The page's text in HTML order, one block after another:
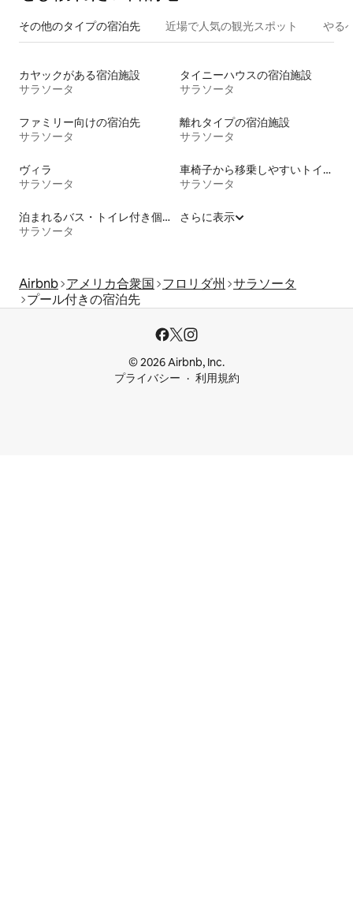
その他のタ⁠イ⁠プ⁠の宿⁠泊⁠先 近場で人気の観光スポット やる
カヤックがある宿泊施設
サラソータ
タイニーハウスの宿泊施設
サラソータ
ファミリー向けの宿泊先
サラソータ
離れタイプの宿泊施設
サラソータ
ヴィラ
サラソータ
車椅子から移乗しやすいトイレ付きの宿泊施設
サラソータ
泊まれるバス・トイレ付き個室
サラソータ
さらに表示
Airbnb アメリカ合衆国 フロリダ州
サラソータ
プール付きの宿泊先
© 2026 Airbnb, Inc.
プライバシー
利用規約